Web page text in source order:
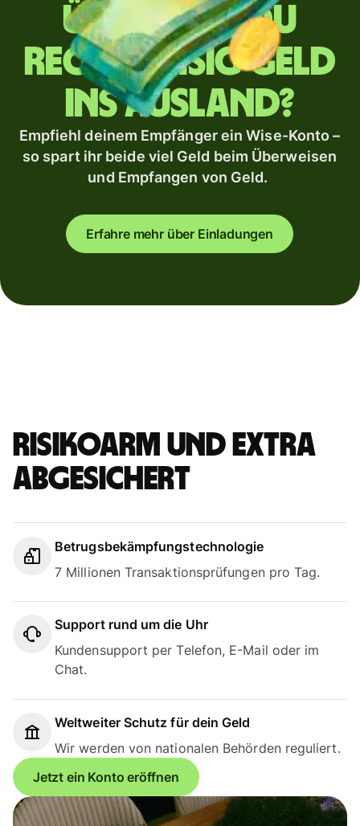
Überweist du
regelmäßig Geld
ins Ausland?
Empfiehl deinem Empfänger ein Wise-Konto –
so spart ihr beide viel Geld beim Überweisen
und Empfangen von Geld.
Erfahre mehr über Einladungen
Risikoarm und extra
abgesichert
Betrugsbekämpfungstechnologie
7 Millionen Transaktionsprüfungen pro Tag.
Support rund um die Uhr
Kundensupport per Telefon, E-Mail oder im
Chat.
Weltweiter Schutz für dein Geld
Wir werden von nationalen Behörden reguliert.
Jetzt ein Konto eröffnen